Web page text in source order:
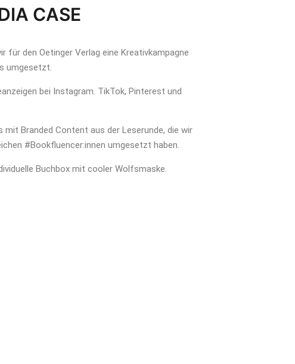
CASE
für den Oetinger Verlag eine Kreativkampagne
umgesetzt.
bei Instagram. TikTok, Pinterest und
mit Branded Content aus der Leserunde, die wir
#Bookfluencer:innen umgesetzt haben.
Buchbox mit cooler Wolfsmaske.